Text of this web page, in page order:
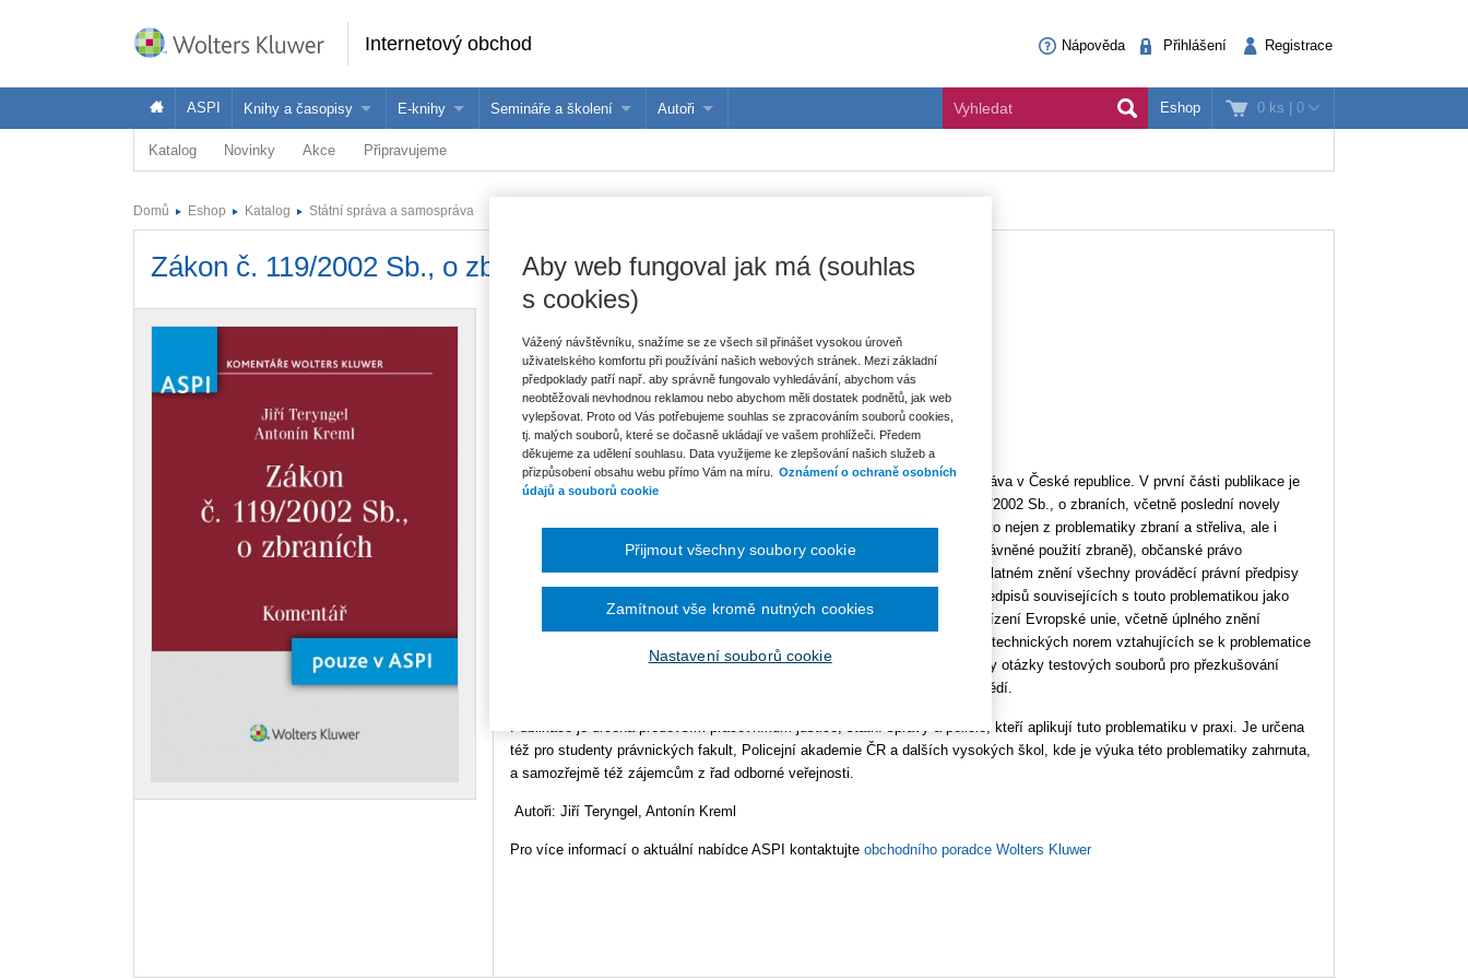
Internetový obchod Nápověda Přihlášení Registrace
0 ks | 0
ASPI Knihy a časopisy
Knihy
E-knihy
Jak na naše e-knihy?
Půjčit si e-knihu
Semináře a školení Autoři Eshop
Katalog Novinky Akce Připravujeme
Domů Eshop Katalog Státní správa a samospráva
Zákon č. 119/2002 Sb., o zbraních. Komentář
Typ produktu ASPI
Komentářje zařazen pouze do ASPI - právní oborVeřejné sbory
Publikace seznamuje s komplexní právní úpravou problematiky zbrojního práva v České republice. V první části publikace je
proveden podrobný komentář k textu jednotlivých ustanovení zákona č. 119/2002 Sb., o zbraních, včetně poslední novely
účinné od 1. 2. 2009. Komentář je doplněn dosavadní soudní judikaturou, a to nejen z problematiky zbraní a střeliva, ale i
souvisejících oblastí, jako je trestní právo (nutná obrana, krajní nouze a oprávněné použití zbraně), občanské právo
(vlastnictví, spoluvlastnictví apod.) a další. Ve druhé části jsou uvedeny v platném znění všechny prováděcí právní předpisy
vydané k provedení tohoto zákona. Ve třetí části pak výňatky z právních předpisů souvisejících s touto problematikou jako
např. k ověřování technického stavu zbraní a ve čtvrté části směrnice a nařízení Evropské unie, včetně úplného znění
Publikace obsahuje též seznam českých technických norem vztahujících se k problematice
zbraní, střeliva a střelnic pro civilní účely. Pro úplnost jsou v závěru uvedeny otázky testových souborů pro přezkušování
odborných znalostí žadatelů o zbrojní průkaz včetně klíče správných odpovědí.
Publikace je určena především pracovníkům justice, státní správy a policie, kteří aplikují tuto problematiku v praxi. Je určena
též pro studenty právnických fakult, Policejní akademie ČR a dalších vysokých škol, kde je výuka této problematiky zahrnuta,
a samozřejmě též zájemcům z řad odborné veřejnosti.
Autoři: Jiří Teryngel, Antonín Kreml
Pro více informací o aktuální nabídce ASPI kontaktujteobchodního poradce Wolters Kluwer
Aby web fungoval jak má (souhlas
s cookies)
Vážený návštěvníku, snažíme se ze všech sil přinášet vysokou úroveň
uživatelského komfortu při používání našich webových stránek. Mezi základní
předpoklady patří např. aby správně fungovalo vyhledávání, abychom vás
neobtěžovali nevhodnou reklamou nebo abychom měli dostatek podnětů, jak web
vylepšovat. Proto od Vás potřebujeme souhlas se zpracováním souborů cookies,
tj. malých souborů, které se dočasně ukládají ve vašem prohlížeči. Předem
děkujeme za udělení souhlasu. Data využijeme ke zlepšování našich služeb a
přizpůsobení obsahu webu přímo Vám na míru.
Oznámení o ochraně osobních
údajů a souborů cookie
Nastavení souborů cookie
Zamítnout vše kromě nutných cookies
Přijmout všechny soubory cookie